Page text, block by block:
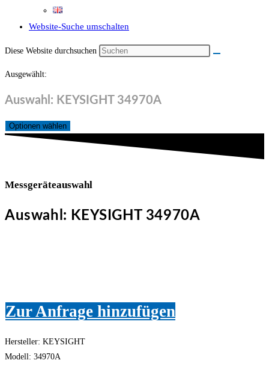
Website-Suche umschalten
Diese Website durchsuchen
Ausgewählt:
Auswahl: KEYSIGHT 34970A
Optionen wählen
Messgeräteauswahl
Auswahl: KEYSIGHT 34970A
Zur Anfrage hinzufügen
Hersteller: KEYSIGHT
Modell: 34970A